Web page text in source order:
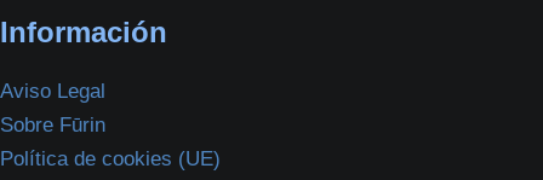
Información
Aviso Legal
Sobre Fūrin
Política de cookies (UE)